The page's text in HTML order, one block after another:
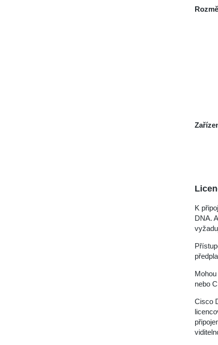
K
DNA.
nebo
Cisco